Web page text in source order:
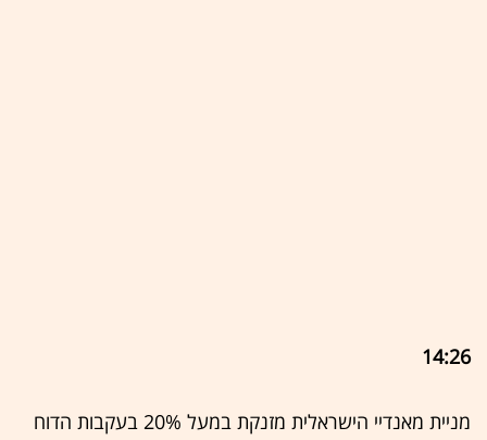
14:26
מניית מאנדיי הישראלית מזנקת במעל 20% בעקבות הדוח